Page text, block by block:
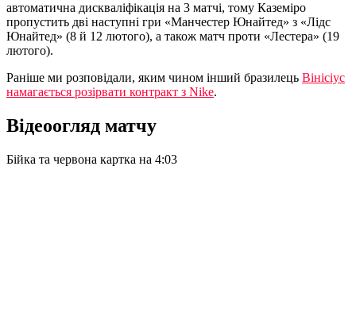
автоматична дискваліфікація на 3 матчі, тому Каземіро
пропустить дві наступні гри «Манчестер Юнайтед» з «Лідс
Юнайтед» (8 й 12 лютого), а також матч проти «Лестера» (19
лютого).
Раніше ми розповідали, яким чином інший бразилець Вінісіус
намагається розірвати контракт з Nike.
Відеоогляд матчу
Бійка та червона картка на 4:03